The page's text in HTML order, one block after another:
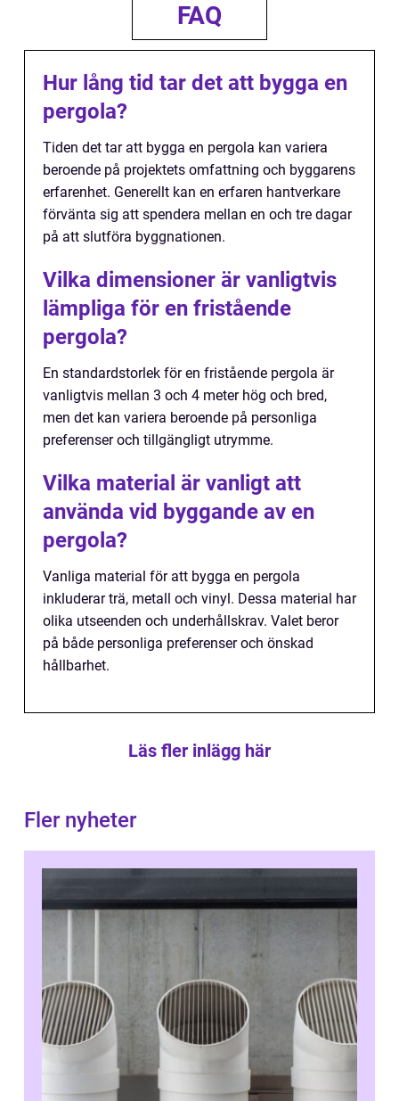
FAQ
Hur lång tid tar det att bygga en
pergola?
Tiden det tar att bygga en pergola kan variera
beroende på projektets omfattning och byggarens
erfarenhet. Generellt kan en erfaren hantverkare
förvänta sig att spendera mellan en och tre dagar
på att slutföra byggnationen.
Vilka dimensioner är vanligtvis
lämpliga för en fristående
pergola?
En standardstorlek för en fristående pergola är
vanligtvis mellan 3 och 4 meter hög och bred,
men det kan variera beroende på personliga
preferenser och tillgängligt utrymme.
Vilka material är vanligt att
använda vid byggande av en
pergola?
Vanliga material för att bygga en pergola
inkluderar trä, metall och vinyl. Dessa material har
olika utseenden och underhållskrav. Valet beror
på både personliga preferenser och önskad
hållbarhet.
Läs fler inlägg här
Fler nyheter